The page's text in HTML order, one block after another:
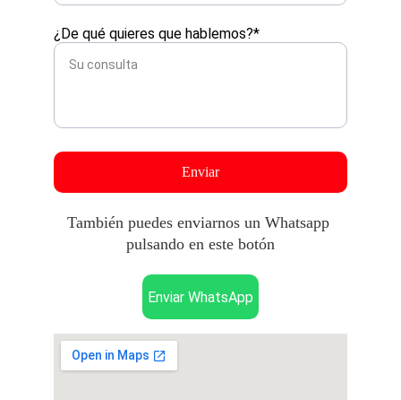
¿De qué quieres que hablemos?*
Enviar
Enviar WhatsApp
También puedes enviarnos un Whatsapp
pulsando en este botón